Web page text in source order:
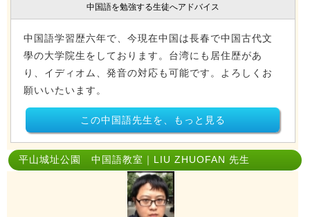
中国語を勉強する生徒へアドバイス
中国語学習歴六年で、今現在中国は長春で中国古代文
學の大学院生をしております。台湾にも居住歴があ
り、イディオム、発音の対応も可能です。よろしくお
願いいたいます。
この中国語先生を、もっと見る
平山城址公園 中国語教室｜LIU ZHUOFAN 先生